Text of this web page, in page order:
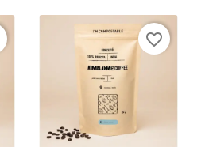
favorite_border